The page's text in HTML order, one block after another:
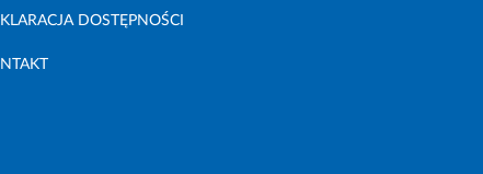
DOSTĘPNOŚCI